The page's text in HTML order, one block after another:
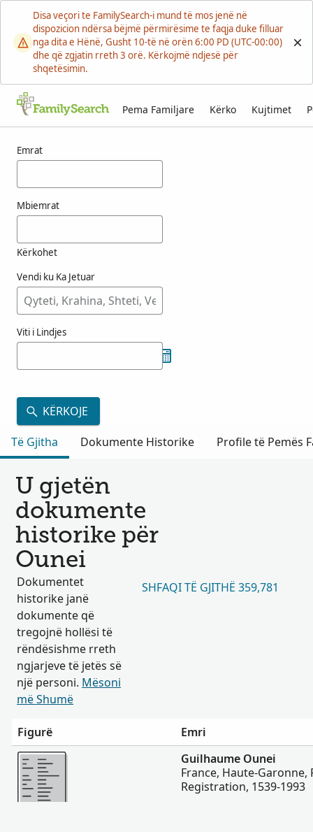
Disa veçori te FamilySearch-i mund të mos jenë në
dispozicion ndërsa bëjmë përmirësime te faqja duke filluar
nga dita e Hënë, Gusht 10-të në orën 6:00 PD (UTC-00:00)
dhe që zgjatin rreth 3 orë. Kërkojmë ndjesë për
shqetësimin.
Pema Familjare Kërko Kujtimet
Emrat
Mbiemrat
Kërkohet
Vendi ku Ka Jetuar
Viti i Lindjes
KËRKOJE
Të Gjitha
Dokumente Historike Profile të Pemës
U gjetën
dokumente
historike për
Ounei
Dokumentet
historike janë
dokumente që
tregojnë hollësi të
rëndësishme rreth
ngjarjeve të jetës së
një personi. Mësoni
më Shumë
SHFAQI TË GJITHË 359,781
Figurë
Emri
Më Shumë
Guilhaume Ounei
France, Haute-Garonne,
Registration, 1539-1993